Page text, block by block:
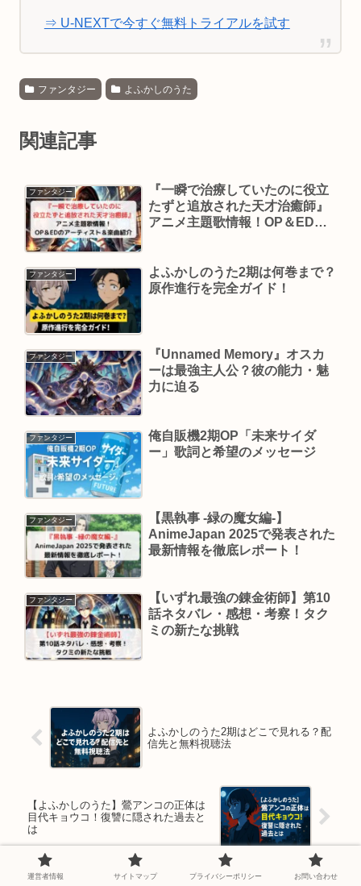
⇒ U-NEXTで今すぐ無料トライアルを試す
ファンタジー よふかしのうた
関連記事
ファンタジー
『一瞬で治療していたのに役立
たずと追放された天才治癒師』
アニメ主題歌情報！OP＆EDの
ファンタジー
よふかしのうた2期は何巻まで？
原作進行を完全ガイド！
ファンタジー
『Unnamed Memory』オスカ
ーは最強主人公？彼の能力・魅
力に迫る
ファンタジー
俺自販機2期OP「未来サイダ
ー」歌詞と希望のメッセージ
ファンタジー
【黒執事 -緑の魔女編-】
AnimeJapan 2025で発表された
最新情報を徹底レポート！
ファンタジー
【いずれ最強の錬金術師】第10
話ネタバレ・感想・考察！タク
ミの新たな挑戦
よふかしのうた2期はどこで見れる？配
信先と無料視聴法
【よふかしのうた】鶯アンコの正体は
目代キョウコ！復讐に隠された過去と
は
運営者情報 サイトマップ プライバシーポリシー お問い合わせ